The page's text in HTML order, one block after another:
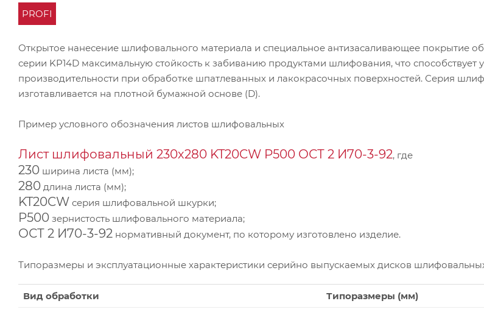
PROFI
Открытое нанесение шлифовального материала и специальное антизасаливающее покрытие
серии KP14D максимальную стойкость к забиванию продуктами шлифования, что способствует
производительности при обработке шпатлеванных и лакокрасочных поверхностей. Серия
изготавливается на плотной бумажной основе (D).
Пример условного обозначения листов шлифовальных
Лист шлифовальный 230х280 KT20CW P500 ОСТ 2 И70-3-92, где
230 ширина листа (мм);
280 длина листа (мм);
KT20CW серия шлифовальной шкурки;
P500 зернистость шлифовального материала;
ОСТ 2 И70-3-92 нормативный документ, по которому изготовлено изделие.
Типоразмеры и эксплуатационные характеристики серийно выпускаемых дисков
Вид обработки
Типоразмеры (мм)